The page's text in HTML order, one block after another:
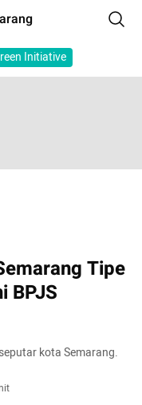
Initiative
Tipe
BPJS
kota Semarang.